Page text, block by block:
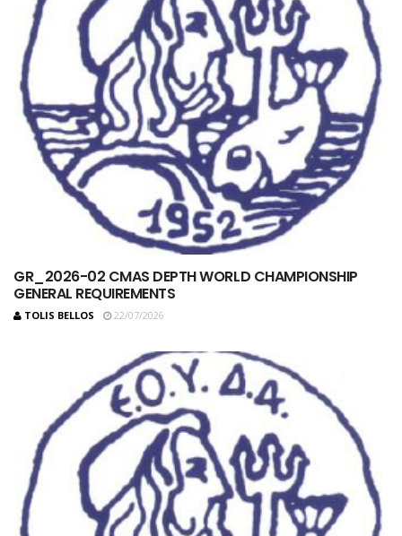
GR_2026-02 CMAS DEPTH WORLD CHAMPIONSHIP
GENERAL REQUIREMENTS
TOLIS BELLOS 22/07/2026